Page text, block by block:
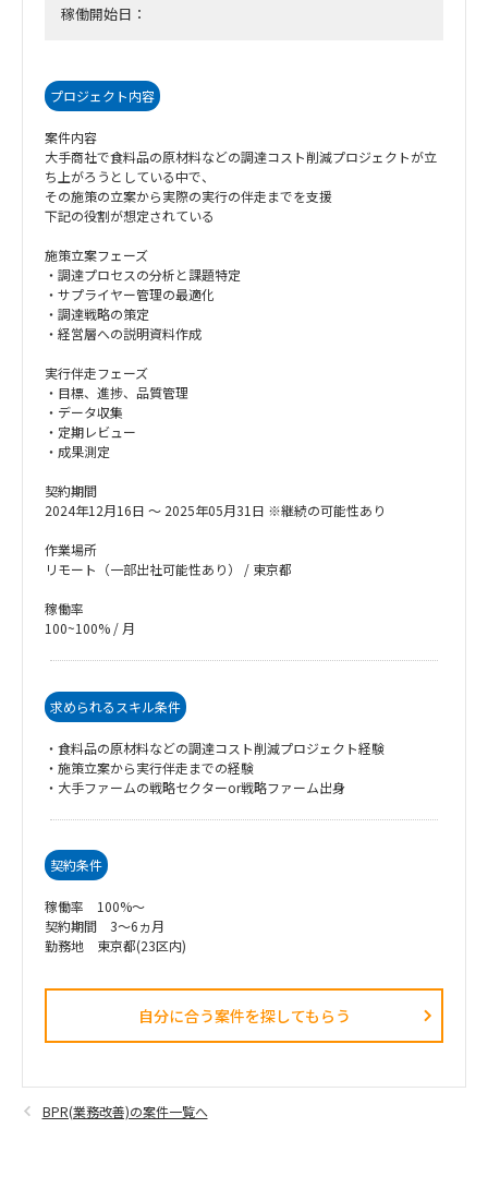
稼働開始日：
プロジェクト内容
案件内容
大手商社で食料品の原材料などの調達コスト削減プロジェクトが立
ち上がろうとしている中で、
その施策の立案から実際の実行の伴走までを支援
下記の役割が想定されている
施策立案フェーズ
・調達プロセスの分析と課題特定
・サプライヤー管理の最適化
・調達戦略の策定
・経営層への説明資料作成
実行伴走フェーズ
・目標、進捗、品質管理
・データ収集
・定期レビュー
・成果測定
契約期間
2024年12月16日 〜 2025年05月31日 ※継続の可能性あり
作業場所
リモート（一部出社可能性あり） / 東京都
稼働率
100~100% / 月
求められるスキル条件
・食料品の原材料などの調達コスト削減プロジェクト経験
・施策立案から実行伴走までの経験
・大手ファームの戦略セクターor戦略ファーム出身
契約条件
稼働率 100%～
契約期間 3～6ヵ月
勤務地 東京都(23区内)
自分に合う案件を探してもらう​
BPR(業務改善)の案件一覧へ